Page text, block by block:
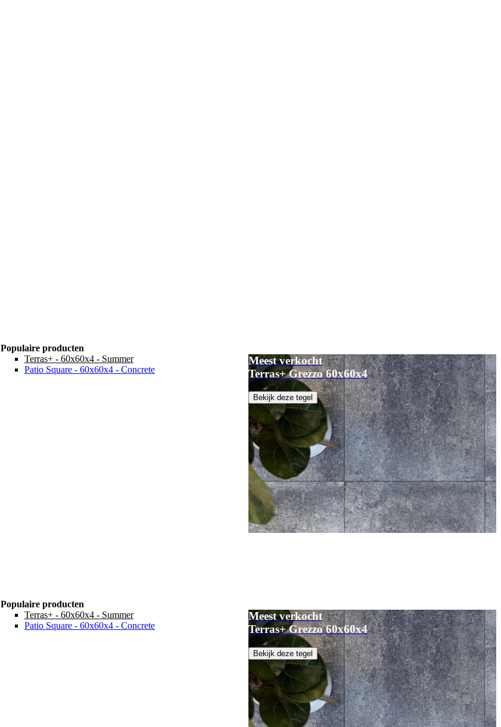
Populaire producten
Terras+ - 60x60x4 - Summer
Patio Square - 60x60x4 - Concrete
Meest verkocht
Terras+ Grezzo 60x60x4
Bekijk deze tegel
Populaire producten
Terras+ - 60x60x4 - Summer
Patio Square - 60x60x4 - Concrete
Meest verkocht
Terras+ Grezzo 60x60x4
Bekijk deze tegel